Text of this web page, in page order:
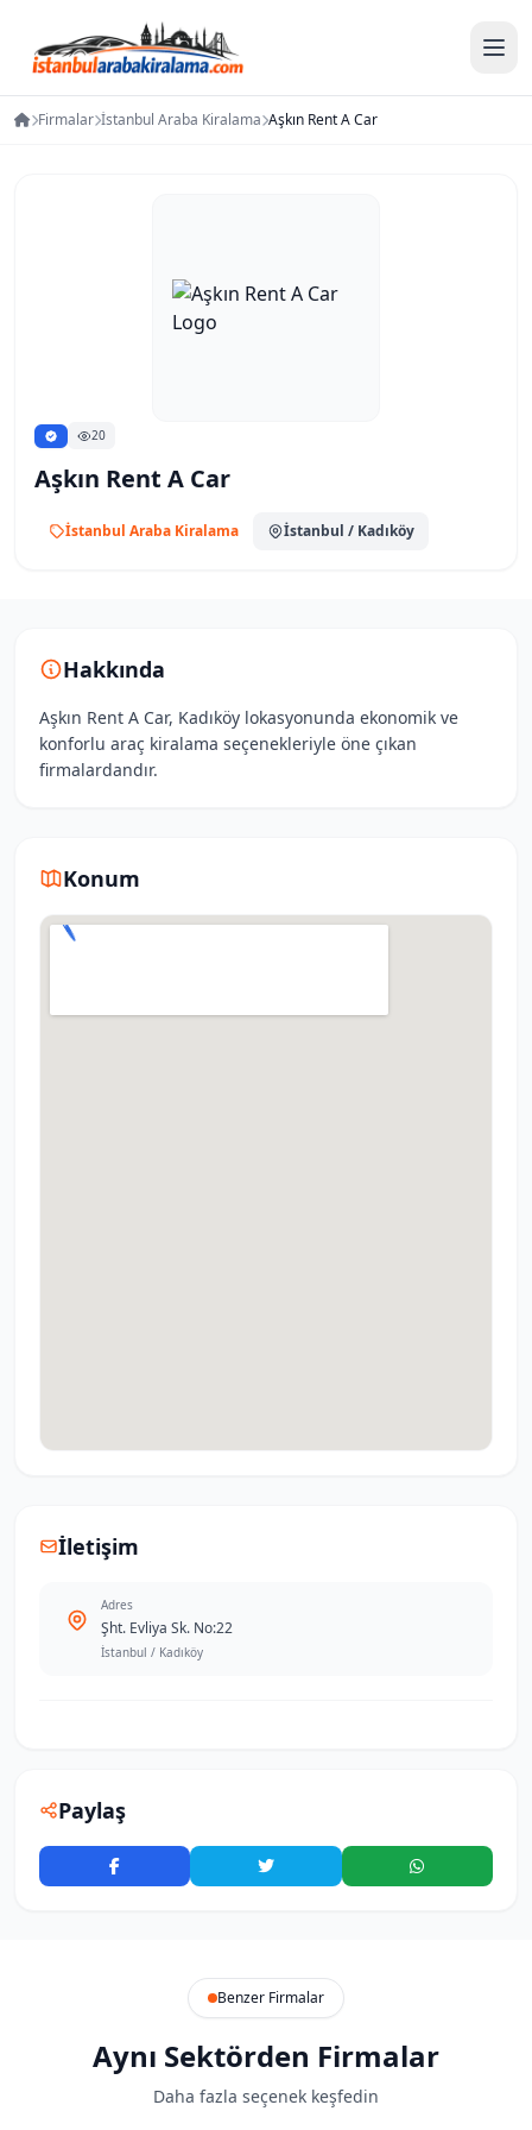
Firmalar İstanbul Araba Kiralama Aşkın Rent A Car
20
Aşkın Rent A Car
İstanbul Araba Kiralama İstanbul / Kadıköy
Hakkında
Aşkın Rent A Car, Kadıköy lokasyonunda ekonomik ve
konforlu araç kiralama seçenekleriyle öne çıkan
firmalardandır.
Konum
İletişim
Adres
Şht. Evliya Sk. No:22
İstanbul / Kadıköy
Paylaş
Benzer Firmalar
Aynı Sektörden Firmalar
Daha fazla seçenek keşfedin